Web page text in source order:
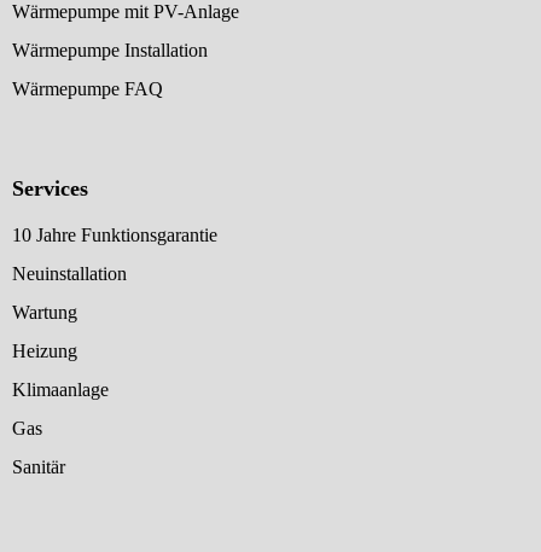
Wärmepumpe mit PV-Anlage
Wärmepumpe Installation
Wärmepumpe FAQ
Services
10 Jahre Funktionsgarantie
Neuinstallation
Wartung
Heizung
Klimaanlage
Gas
Sanitär